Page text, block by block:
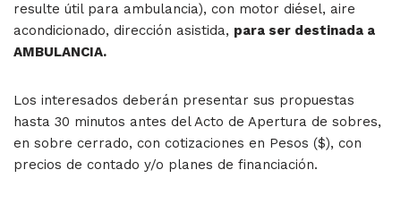
resulte útil para ambulancia), con motor diésel, aire
acondicionado, dirección asistida, para ser destinada a
AMBULANCIA.
Los interesados deberán presentar sus propuestas
hasta 30 minutos antes del Acto de Apertura de sobres,
en sobre cerrado, con cotizaciones en Pesos ($), con
precios de contado y/o planes de financiación.